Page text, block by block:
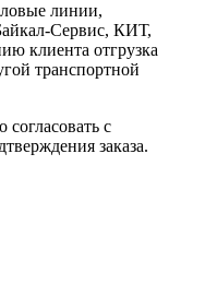
линии,
Сервис, КИТ,
клиента отгрузка
транспортной
с
заказа.